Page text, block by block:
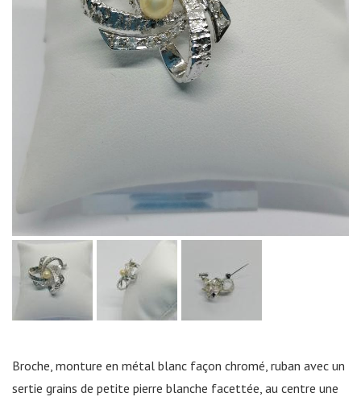
Broche, monture en métal blanc façon chromé, ruban avec un
sertie grains de petite pierre blanche facettée, au centre une